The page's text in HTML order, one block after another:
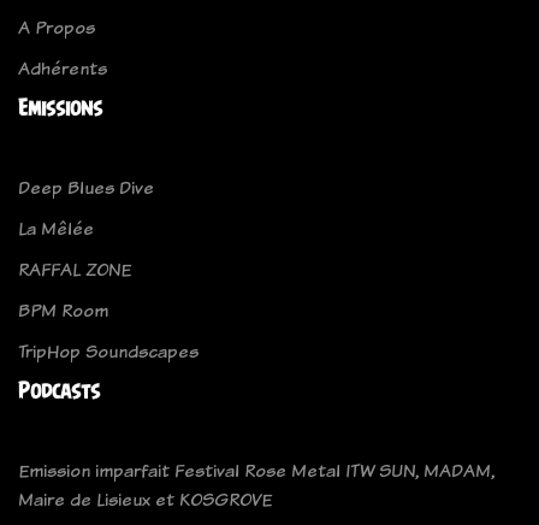
A Propos
Adhérents
Emissions
Deep Blues Dive
La Mêlée
RAFFAL ZONE
BPM Room
TripHop Soundscapes
Podcasts
Emission imparfait Festival Rose Metal ITW SUN, MADAM,
Maire de Lisieux et KOSGROVE